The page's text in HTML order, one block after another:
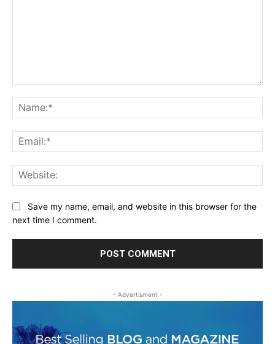
Save my name, email, and website in this browser for the
next time I comment.
- Advertisment -